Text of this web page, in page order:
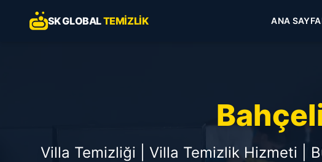
SK GLOBALTEMIZLIK ANA SAYFA
Villa Temizliği | Villa Temizlik Hizmeti |